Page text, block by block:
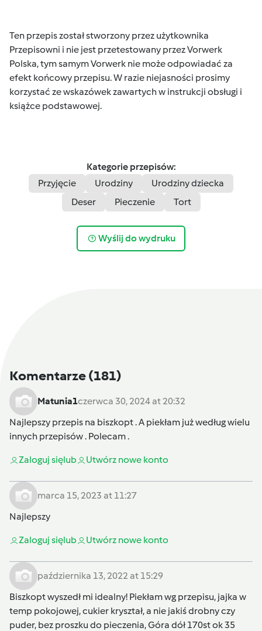
Ten przepis został stworzony przez użytkownika
Przepisowni i nie jest przetestowany przez Vorwerk
Polska, tym samym Vorwerk nie może odpowiadać za
efekt końcowy przepisu. W razie niejasności prosimy
korzystać ze wskazówek zawartych w instrukcji obsługi i
książce podstawowej.
Kategorie przepisów:
Przyjęcie
Urodziny
Urodziny dziecka
Deser
Pieczenie Tort
Wyślij do wydruku
Komentarze(181)
Matunia1czerwca 30, 2024 at 20:32
Najlepszy przepis na biszkopt . A piekłam już według wielu
innych przepisów . Polecam .
Zaloguj sięlub Utwórz nowe konto
marca 15, 2023 at 11:27
Najlepszy
Zaloguj sięlub Utwórz nowe konto
października 13, 2022 at 15:29
Biszkopt wyszedł mi idealny! Piekłam wg przepisu, jajka w
temp pokojowej, cukier kryształ, a nie jakiś drobny czy
puder, bez proszku do pieczenia, Góra dół 170st ok 35